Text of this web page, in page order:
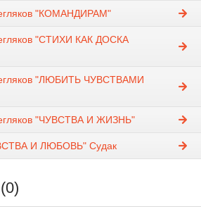
"КОМАНДИРАМ"
"СТИХИ КАК ДОСКА
"ЛЮБИТЬ ЧУВСТВАМИ
"ЧУВСТВА И ЖИЗНЬ"
И ЛЮБОВЬ" Судак